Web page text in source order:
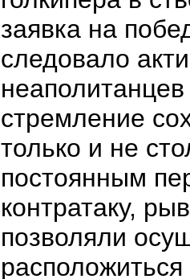
заявка на
следовало
стремление
только и не
постоянным
контратаку,
позволяли